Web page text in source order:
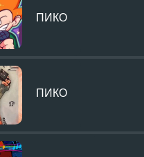
ПИКО
ПИКО